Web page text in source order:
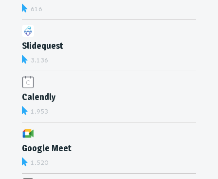
616
Slidequest
3.136
Calendly
1.953
Google Meet
1.520